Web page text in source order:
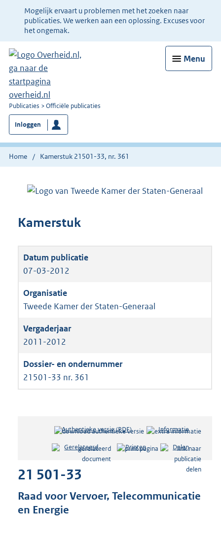
Ter
informatie:
Mogelijk ervaart u problemen met het zoeken naar
publicaties. We werken aan een oplossing. Excuses voor
het ongemak.
Menu
U
bent
nu
hier:
Publicaties Officiële publicaties
Inloggen
Home Kamerstuk 21501-33, nr. 361
Kamerstuk
07-03-2012
Tweede Kamer der Staten-Generaal
2011-2012
21501-33 nr. 361
Authentieke versie (PDF)b
s
s
Informatie
Gerelateerd Printen Delen
21 501-33
Raad voor Vervoer, Telecommunicatie
en Energie